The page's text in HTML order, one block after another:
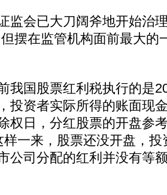
会已大刀阔斧地开始治理
摆在监管机构面前最大的
国股票红利税执行的是
投资者实际所得的账面现
权日，分红股票的开盘参
一来，股票还没开盘，
公司分配的红利并没有等